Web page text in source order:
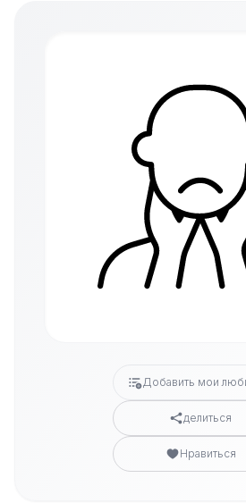
Добавить мои
делиться
Нравиться